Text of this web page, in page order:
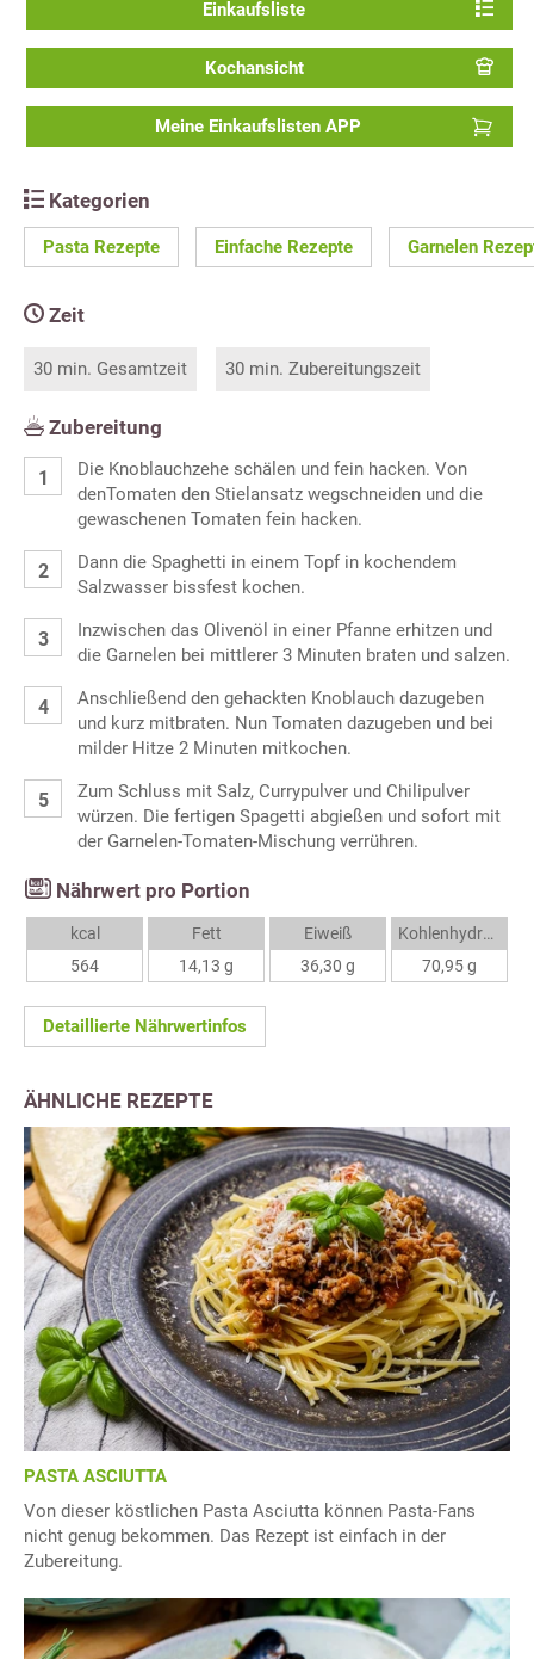
Einkaufsliste
Kochansicht
Meine Einkaufslisten APP
Kategorien
Pasta Rezepte Einfache Rezepte Garnelen
Zeit
30 min. Gesamtzeit 30 min. Zubereitungszeit
Zubereitung
Die Knoblauchzehe schälen und fein hacken. Von
denTomaten den Stielansatz wegschneiden und die
gewaschenen Tomaten fein hacken.
Dann die Spaghetti in einem Topf in kochendem
Salzwasser bissfest kochen.
Inzwischen das Olivenöl in einer Pfanne erhitzen und
die Garnelen bei mittlerer 3 Minuten braten und salzen.
Anschließend den gehackten Knoblauch dazugeben
und kurz mitbraten. Nun Tomaten dazugeben und bei
milder Hitze 2 Minuten mitkochen.
Zum Schluss mit Salz, Currypulver und Chilipulver
würzen. Die fertigen Spagetti abgießen und sofort mit
der Garnelen-Tomaten-Mischung verrühren.
Nährwert pro Portion
kcal
564
Fett
14,13 g
Eiweiß
36,30 g
Kohlenhydrate
70,95 g
Detaillierte Nährwertinfos
ÄHNLICHE REZEPTE
PASTA ASCIUTTA
Von dieser köstlichen Pasta Asciutta können Pasta-Fans
nicht genug bekommen. Das Rezept ist einfach in der
Zubereitung.